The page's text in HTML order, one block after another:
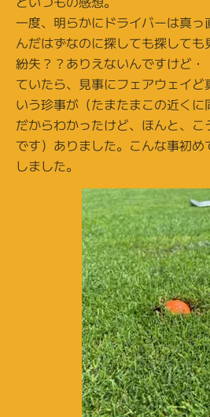
一度、明らかにドライバーは真
んだはずなのに探しても探して
紛失？？ありえないんですけど・
ていたら、見事にフェアウェイど
いう珍事が（たまたまこの近く
だからわかったけど、ほんと、
です）ありました。こんな事初
しました。